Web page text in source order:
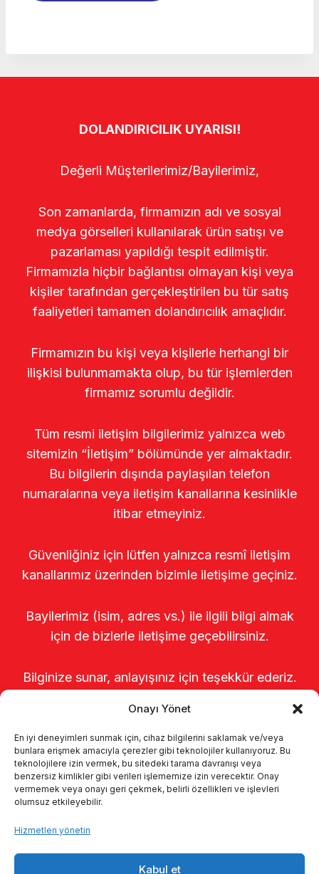
Onayı Yönet
En iyi deneyimleri sunmak için, cihaz bilgilerini saklamak ve/veya
bunlara erişmek amacıyla çerezler gibi teknolojiler kullanıyoruz. Bu
teknolojilere izin vermek, bu sitedeki tarama davranışı veya
benzersiz kimlikler gibi verileri işlememize izin verecektir. Onay
vermemek veya onayı geri çekmek, belirli özellikleri ve işlevleri
olumsuz etkileyebilir.
Hizmetleri yönetin
Kabul et
DOLANDIRICILIK UYARISI!
Değerli Müşterilerimiz/Bayilerimiz,
Son zamanlarda, firmamızın adı ve sosyal
medya görselleri kullanılarak ürün satışı ve
pazarlaması yapıldığı tespit edilmiştir.
Firmamızla hiçbir bağlantısı olmayan kişi veya
kişiler tarafından gerçekleştirilen bu tür satış
faaliyetleri tamamen dolandırıcılık amaçlıdır.
Firmamızın bu kişi veya kişilerle herhangi bir
ilişkisi bulunmamakta olup, bu tür işlemlerden
firmamız sorumlu değildir.
Tüm resmi iletişim bilgilerimiz yalnızca web
sitemizin “İletişim” bölümünde yer almaktadır.
Bu bilgilerin dışında paylaşılan telefon
numaralarına veya iletişim kanallarına kesinlikle
itibar etmeyiniz.
Güvenliğiniz için lütfen yalnızca resmî iletişim
kanallarımız üzerinden bizimle iletişime geçiniz.
Bayilerimiz (isim, adres vs.) ile ilgili bilgi almak
için de bizlerle iletişime geçebilirsiniz.
Bilginize sunar, anlayışınız için teşekkür ederiz.